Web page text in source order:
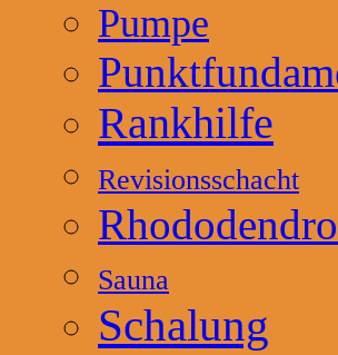
Pumpe
Rankhilfe
Revisionsschacht
Sauna
Schalung